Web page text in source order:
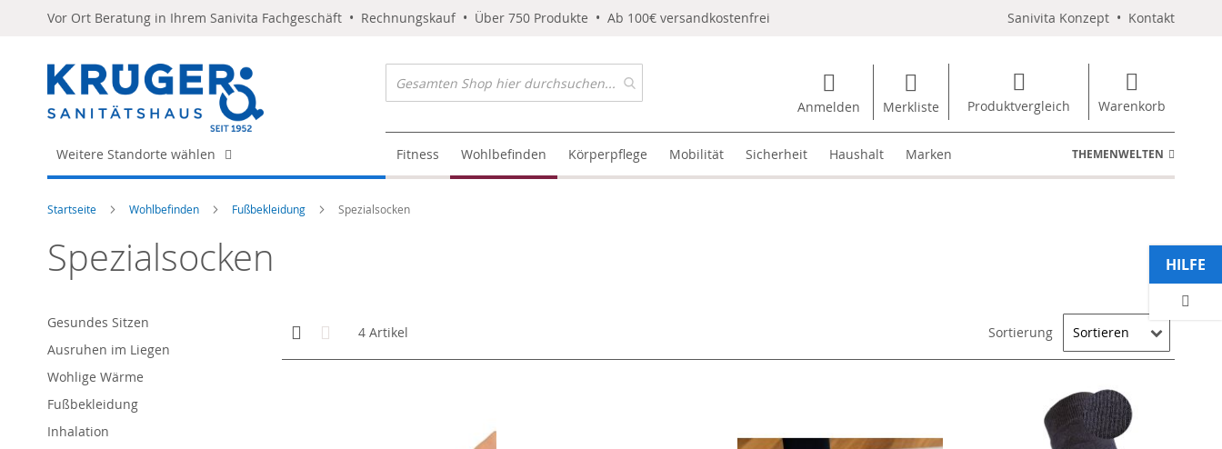
Vor Ort Beratung in Ihrem Sanivita Fachgeschäft • Rechnungskauf • Über 750 Produkte • Ab 100€ versandkostenfrei Sanivita Konzept • Kontakt
Anmelden Merkliste Produktvergleich Warenkorb
Weitere Standorte wählen Fitness Wohlbefinden Körperpflege Mobilität Sicherheit Haushalt Marken THEMENWELTEN
Startseite Wohlbefinden Fußbekleidung Spezialsocken
Spezialsocken
Anzeigen
als
Kachelansicht
4 Artikel Sortierung
Gesundes Sitzen
Ausruhen im Liegen
Wohlige Wärme
Fußbekleidung
Inhalation
HILFE